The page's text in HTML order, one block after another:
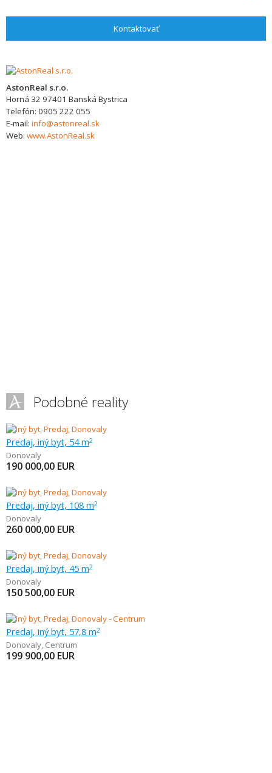
Kontaktovať
AstonReal s.r.o.
Horná 32 97401 Banská Bystrica
Telefón: 0905 222 055
E-mail: info@astonreal.sk
Web: www.AstonReal.sk
Podobné reality
Predaj, iný byt, 54 m2
Donovaly
190 000,00 EUR
Predaj, iný byt, 108 m2
Donovaly
260 000,00 EUR
Predaj, iný byt, 45 m2
Donovaly
150 500,00 EUR
Predaj, iný byt, 57,8 m2
Donovaly, Centrum
199 900,00 EUR